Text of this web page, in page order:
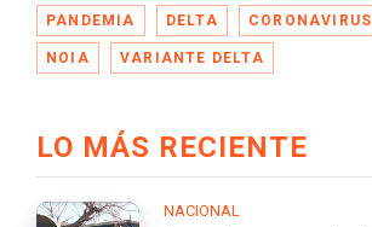
PANDEMIA DELTA CORONAVIRUS
NOIA VARIANTE DELTA
LO MÁS RECIENTE
NACIONAL